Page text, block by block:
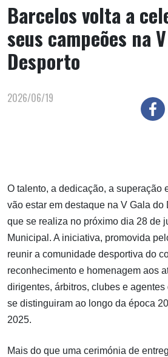
Barcelos volta a
seus campeões na
Desporto
2026/06/19
O talento, a dedicação, a superação
vão estar em destaque na V Gala do
que se realiza no próximo dia 28 de
Municipal. A iniciativa, promovida
reunir a comunidade desportiva do
reconhecimento e homenagem aos
dirigentes, árbitros, clubes e
se distinguiram ao longo da época
2025.
Mais do que uma cerimónia de